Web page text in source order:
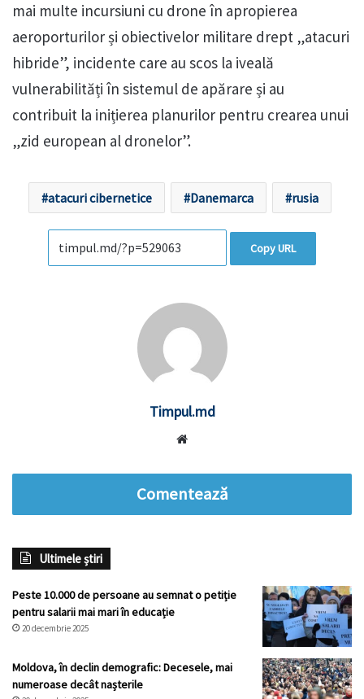
mai multe incursiuni cu drone în apropierea
aeroporturilor și obiectivelor militare drept „atacuri
hibride”, incidente care au scos la iveală
vulnerabilități în sistemul de apărare și au
contribuit la inițierea planurilor pentru crearea unui
„zid european al dronelor”.
atacuri cibernetice Danemarca rusia
Copy URL
Timpul.md
Comentează
Ultimele știri
Peste 10.000 de persoane au semnat o petiție
pentru salarii mai mari în educație
20 decembrie 2025
Moldova, în declin demografic: Decesele, mai
numeroase decât nașterile